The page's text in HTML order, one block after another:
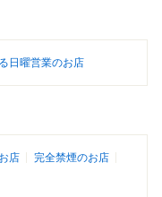
日曜営業のお店
店
完全禁煙のお店